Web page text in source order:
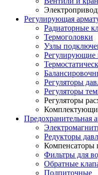
Регулирующая
Радиаторные
Термоголовки
Узлы
Регулирующие
Регуляторы
Регуляторы
Регуляторы
Предохранительная
Редукторы
Компенсаторы
Фильтры для
Обратные
Подпиточные